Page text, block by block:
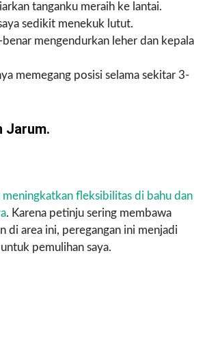
tanganku meraih ke lantai.
sedikit menekuk lutut.
benar mengendurkan leher dan kepala
memegang posisi selama sekitar 3-
Jarum.
meningkatkan fleksibilitas di bahu dan
. Karena petinju sering membawa
di area ini, peregangan ini menjadi
pemulihan saya.